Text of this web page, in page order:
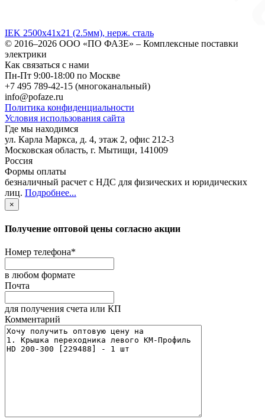
IEK 2500х41х21 (2.5мм), нерж. сталь
© 2016–2026 ООО «ПО ФАЗЕ» – Комплексные поставки
электрики
Как связаться с нами
Пн-Пт 9:00-18:00 по Москве
+7 495 789-42-15 (многоканальный)
info@pofaze.ru
Политика конфиденциальности
Условия использования сайта
Где мы находимся
ул. Карла Маркса, д. 4, этаж 2, офис 212-3
Московская область, г. Мытищи, 141009
Россия
Формы оплаты
безналичный расчет с НДС для физических и юридических
лиц. Подробнее...
×
Получение оптовой цены согласно акции
Номер телефона*
в любом формате
Почта
для получения счета или КП
Комментарий